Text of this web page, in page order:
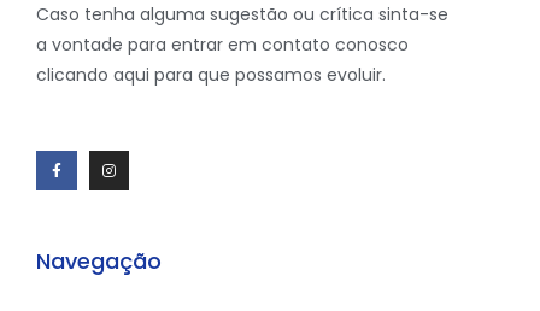
Caso tenha alguma sugestão ou crítica sinta-se
a vontade para entrar em contato conosco
clicando aqui para que possamos evoluir.
Navegação